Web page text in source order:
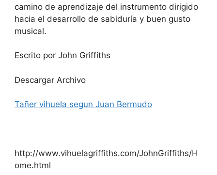
camino de aprendizaje del instrumento dirigido
hacia el desarrollo de sabiduría y buen gusto
musical.
Escrito por John Griffiths
Descargar Archivo
Tañer vihuela segun Juan Bermudo
http://www.vihuelagriffiths.com/JohnGriffiths/H
ome.html